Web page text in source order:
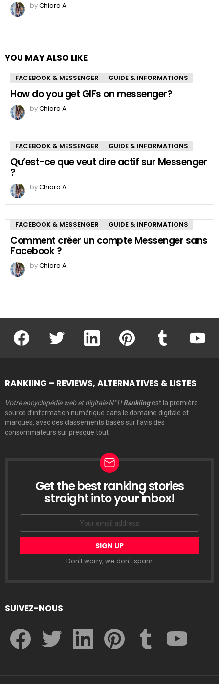
byChiara A.
YOU MAY ALSO LIKE
FACEBOOK & MESSENGER GUIDE & INFORMATIONS
How do you get GIFs on messenger?
byChiara A.
FACEBOOK & MESSENGER GUIDE & INFORMATIONS
Qu’est-ce que veut dire actif sur Messenger
?
byChiara A.
FACEBOOK & MESSENGER GUIDE & INFORMATIONS
Comment créer un compte Messenger sans
Facebook ?
byChiara A.
facebook twitter linkedin pinterest
RANKIING – REVIEWS, ALTERNATIVES & LISTES
Votre encyclopédie web et digitale N°1! Rankiingest la première
source d’information numérique dans le domaine digitale et
marques, avec des classements basés sur l’avis des
consommateurs sur presque tout.
LETTRE
D’INFORMATION
Get the best ranking stories
straight into your inbox!
Email
Don't worry, we don't spam
SUIVEZ-NOUS